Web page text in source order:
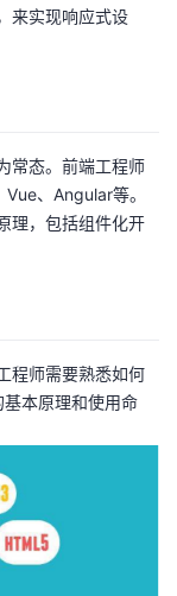
来实现响应式设
常态。前端工程师
、Angular等。
理，包括组件化开
程师需要熟悉如何
本原理和使用命